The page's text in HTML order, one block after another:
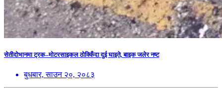
सेतीदोभानमा ट्रक–मोटरसाइकल ठोक्किँदा दुई घाइते, बाइक जलेर नष्ट
बुधबार, साउन २०, २०८३